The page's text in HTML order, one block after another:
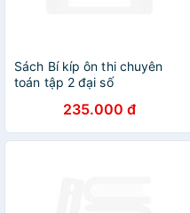
Sách Bí kíp ôn thi chuyên
toán tập 2 đại số
235.000 đ